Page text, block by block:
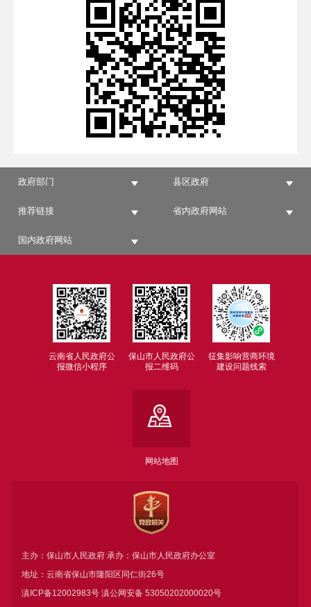
政府部门 县区政府
推荐链接 省内政府网站
国内政府网站
云南省人民政府公
报微信小程序
保山市人民政府公
报二维码
征集影响营商环境
建设问题线索
网站地图
主办：保山市人民政府 承办：保山市人民政府办公室
地址：云南省保山市隆阳区同仁街26号
滇ICP备12002983号滇公网安备 53050202000020号